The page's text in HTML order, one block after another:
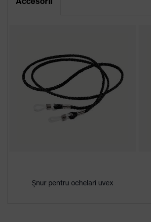
Caracteristici nuanţare
panou
Adecvat pentru mediul
de lucru
Şnur pentru ochelari uvex